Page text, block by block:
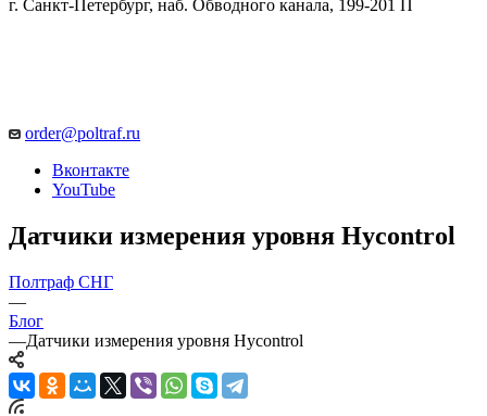
г. Санкт-Петербург, наб. Обводного канала, 199-201 П
order@poltraf.ru
Вконтакте
YouTube
Датчики измерения уровня Hycontrol
Полтраф СНГ
—
Блог
—Датчики измерения уровня Hycontrol